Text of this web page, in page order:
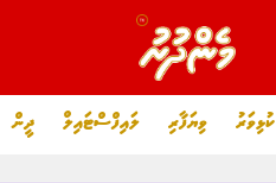
ކުޅިވަރު ވިޔަފާރި ލައިފްސްޓައިލް ދީން